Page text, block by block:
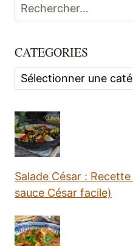
CATEGORIES
Categories
Salade César :
sauce César facile)